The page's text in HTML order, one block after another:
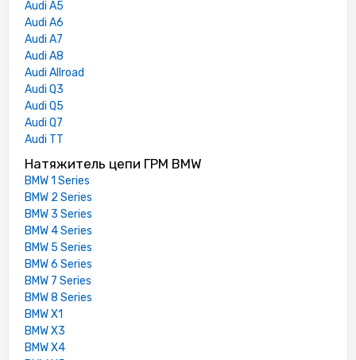
Audi A5
Audi A6
Audi A7
Audi A8
Audi Allroad
Audi Q3
Audi Q5
Audi Q7
Audi TT
Натяжитель цепи ГРМ BMW
BMW 1 Series
BMW 2 Series
BMW 3 Series
BMW 4 Series
BMW 5 Series
BMW 6 Series
BMW 7 Series
BMW 8 Series
BMW X1
BMW X3
BMW X4